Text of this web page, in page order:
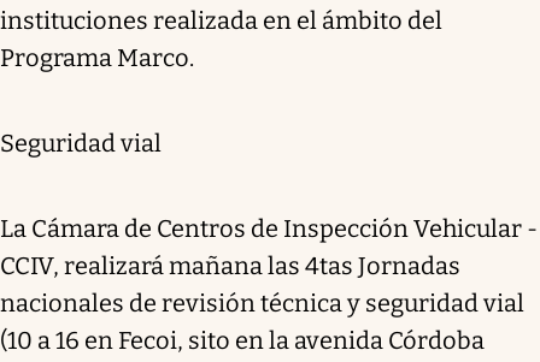
instituciones realizada en el ámbito del
Programa Marco.
Seguridad vial
La Cámara de Centros de Inspección Vehicular -
CCIV, realizará mañana las 4tas Jornadas
nacionales de revisión técnica y seguridad vial
(10 a 16 en Fecoi, sito en la avenida Córdoba